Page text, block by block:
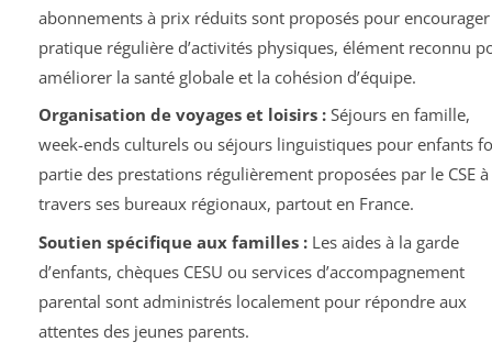
abonnements à prix réduits sont proposés pour
pratique régulière d’activités physiques, élément reconnu
améliorer la santé globale et la cohésion d’équipe.
Organisation de voyages et loisirs :Séjours en famille,
week-ends culturels ou séjours linguistiques pour enfants
partie des prestations régulièrement proposées par le CSE à
travers ses bureaux régionaux, partout en France.
Soutien spécifique aux familles :Les aides à la garde
d’enfants, chèques CESU ou services d’accompagnement
parental sont administrés localement pour répondre aux
attentes des jeunes parents.